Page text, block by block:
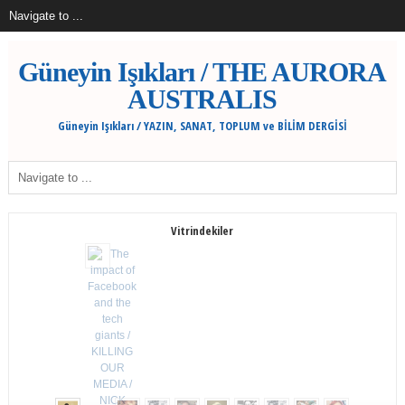
Güneyin Işıkları / THE AURORA
AUSTRALIS
Güneyin Işıkları / YAZIN, SANAT, TOPLUM ve BİLİM DERGİSİ
Vitrindekiler